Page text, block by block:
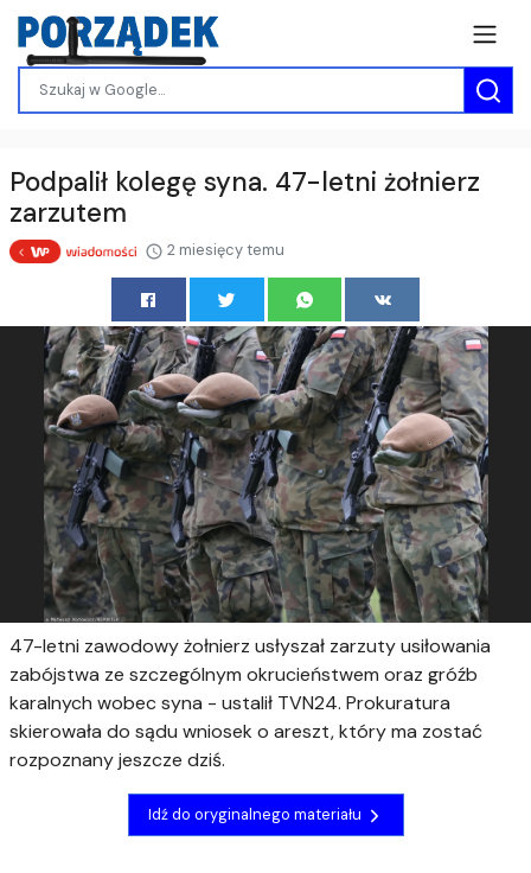
Podpalił kolegę syna. 47-letni żołnierz
zarzutem
2 miesięcy temu
47-letni zawodowy żołnierz usłyszał zarzuty usiłowania
zabójstwa ze szczególnym okrucieństwem oraz gróźb
karalnych wobec syna - ustalił TVN24. Prokuratura
skierowała do sądu wniosek o areszt, który ma zostać
rozpoznany jeszcze dziś.
Idź do oryginalnego materiału